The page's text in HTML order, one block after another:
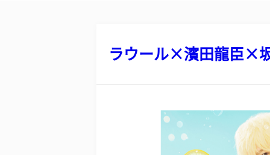
ラウール×濱田龍臣×